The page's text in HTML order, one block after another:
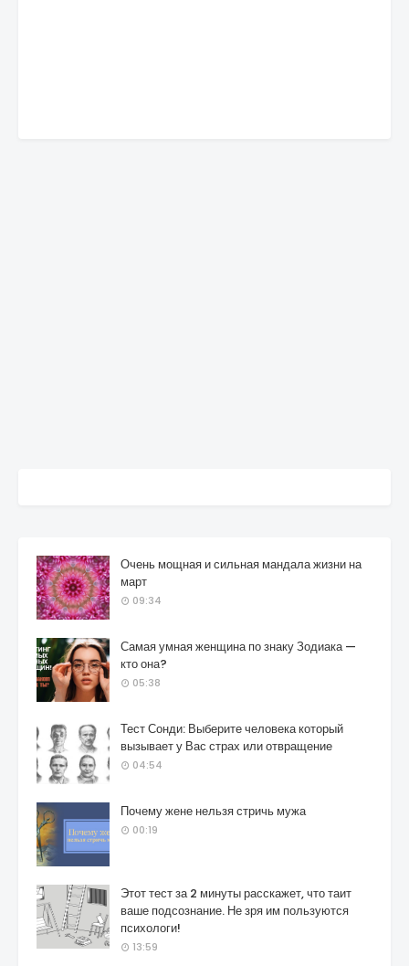
Очень мощная и сильная мандала жизни на
март
09:34
Самая умная женщина по знаку Зодиака —
кто она?
05:38
Тест Сонди: Выберите человека который
вызывает у Вас страх или отвращение
04:54
Почему жене нельзя стричь мужа
00:19
Этот тест за 2 минуты расскажет, что таит
ваше подсознание. Не зря им пользуются
психологи!
13:59